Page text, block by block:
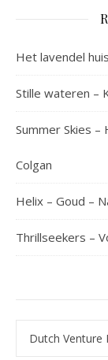
Het lavendel
Stille wateren –
Summer Skies –
Colgan
Helix – Goud –
Thrillseekers –